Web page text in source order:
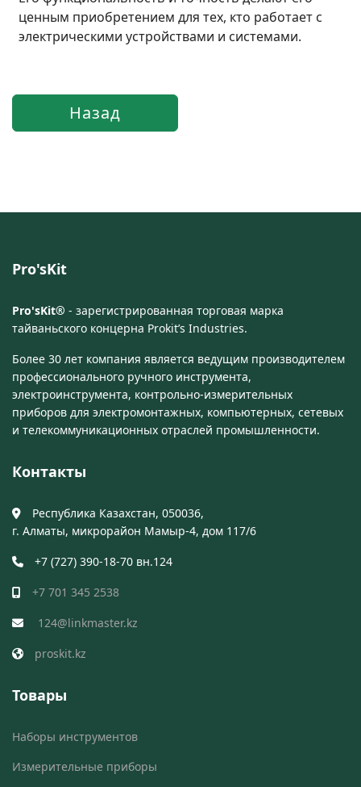
ценным приобретением для тех, кто работает с
электрическими устройствами и системами.
Pro'sKit
Pro'sKit® - зарегистрированная торговая марка
тайваньского концерна Prokit’s Industries.
Более 30 лет компания является ведущим производителем
профессионального ручного инструмента,
электроинструмента, контрольно-измерительных
приборов для электромонтажных, компьютерных, сетевых
и телекоммуникационных отраслей промышленности.
Контакты
Республика Казахстан, 050036,
г. Алматы, микрорайон Мамыр-4, дом 117/6
+7 (727) 390-18-70 вн.124
+7 701 345 2538
124@linkmaster.kz
proskit.kz
Товары
Наборы инструментов
Измерительные приборы